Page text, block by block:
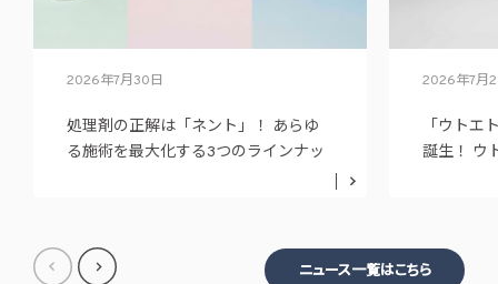
2026年7月30日
処理剤の正解は「ネント」！ あらゆ
る施術を最大化する3つのラインナッ
2026年7月
「ウトエ
誕生！ ウ
ニュース一覧はこちら